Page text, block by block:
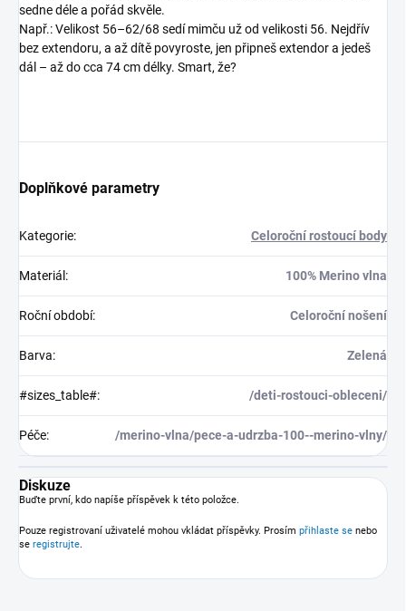
sedne déle a pořád skvěle.
Např.: Velikost 56–62/68 sedí mimču už od velikosti 56. Nejdřív
bez extendoru, a až dítě povyroste, jen připneš extendor a jedeš
dál – až do cca 74 cm délky. Smart, že?
Doplňkové parametry
Kategorie: Celoroční rostoucí body
Materiál : 100% Merino vlna
Roční období: Celoroční nošení
Barva: Zelená
#sizes_table#: /deti-rostouci-obleceni/
Péče: /merino-vlna/pece-a-udrzba-100--merino-vlny/
Diskuze
Buďte první, kdo napíše příspěvek k této položce.
Pouze registrovaní uživatelé mohou vkládat příspěvky. Prosím přihlaste se nebo
se registrujte.